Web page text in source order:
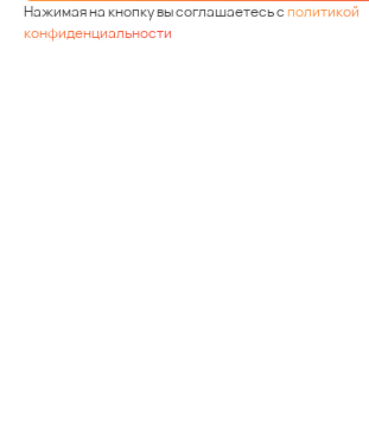
Нажимая на кнопку вы соглашаетесь сполитикой
конфиденциальности